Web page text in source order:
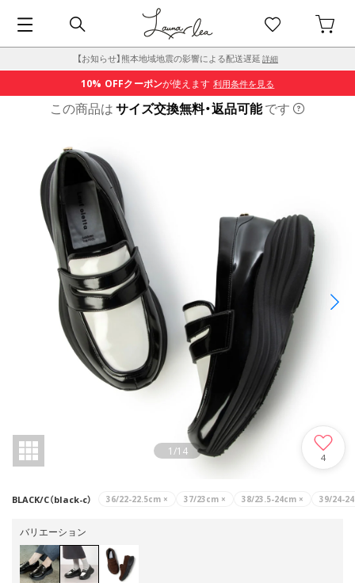
【お知らせ】熊本地域地震の影響による配送遅延 詳細
10% OFFクーポンが使えます 利用条件を見る
この商品はサイズ交換無料・返品可能です
1/14 4
BLACK/C（black-c） 36/22-22.5cm × 37/23cm × 38/23.5-24cm × 39/24-
バリエーション